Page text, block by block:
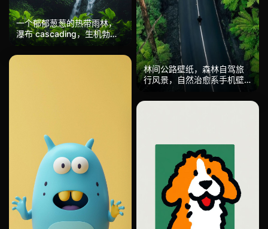
一个郁郁葱葱的热带雨林，
瀑布 cascading，生机勃勃
的绿色植物，薄雾从地面升
起，超真实，使用 Sony A1
林间公路壁纸，森林自驾旅
行风景，自然治愈系手机壁